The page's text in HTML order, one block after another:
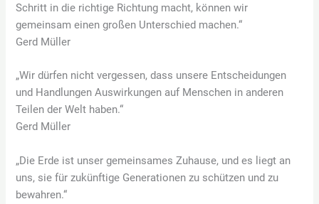
Schritt in die richtige Richtung macht, können wir
gemeinsam einen großen Unterschied machen.“
Gerd Müller
„Wir dürfen nicht vergessen, dass unsere Entscheidungen
und Handlungen Auswirkungen auf Menschen in anderen
Teilen der Welt haben.“
Gerd Müller
„Die Erde ist unser gemeinsames Zuhause, und es liegt an
uns, sie für zukünftige Generationen zu schützen und zu
bewahren.“